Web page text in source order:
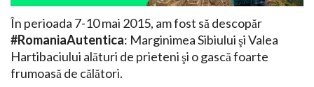
În perioada 7-10 mai 2015, am fost să descopăr
#RomaniaAutentica: Marginimea Sibiului şi Valea
Hartibaciului alături de prieteni şi o gască foarte
frumoasă de călători.